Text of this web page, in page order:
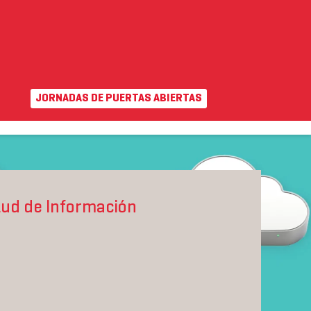
Campus virtual EN|VA
JORNADAS DE PUERTAS ABIERTAS
de Información